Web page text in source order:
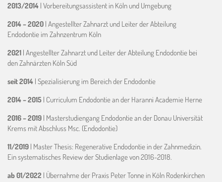
2013/2014 | Vorbereitungsassistent in Köln und Umgebung
2014 – 2020 | Angestellter Zahnarzt und Leiter der Abteilung
Endodontie im Zahnzentrum Köln
2021 | Angestellter Zahnarzt und Leiter der Abteilung Endodontie bei
den Zahnärzten Köln Süd
seit 2014 | Spezialisierung im Bereich der Endodontie
2014 – 2015 | Curriculum Endodontie an der Haranni Academie Herne
2016 – 2019 | Masterstudiengang Endodontie an der Donau Universität
Krems mit Abschluss Msc. (Endodontie)
11/2019 | Master Thesis: Regenerative Endodontie in der Zahnmedizin.
Ein systematisches Review der Studienlage von 2016-2018.
ab 01/2022 | Übernahme der Praxis Peter Tonne in Köln Rodenkirchen